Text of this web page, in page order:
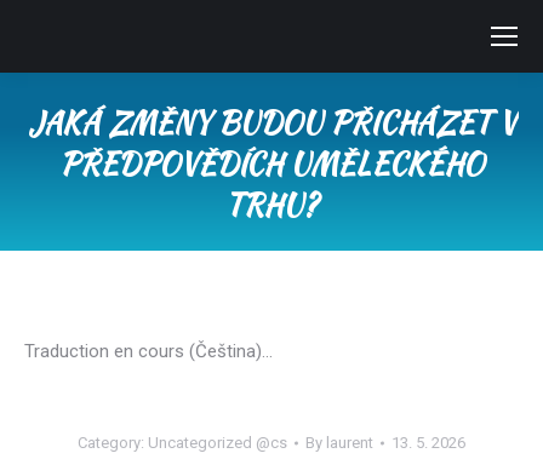
JAKÁ ZMĚNY BUDOU PŘICHÁZET V
PŘEDPOVĚDÍCH UMĚLECKÉHO
TRHU?
Traduction en cours (Čeština)…
Category: Uncategorized @cs By laurent 13. 5. 2026